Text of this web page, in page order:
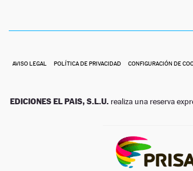
AVISO LEGAL POLÍTICA DE PRIVACIDAD CONFIGURACIÓN DE
EDICIONES EL PAIS, S.L.U. realiza una reserva